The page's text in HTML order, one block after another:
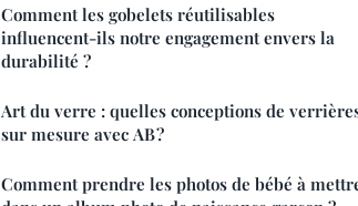
Comment les gobelets réutilisables
influencent-ils notre engagement envers la
durabilité ?
Art du verre : quelles conceptions de
sur mesure avec AB ?
Comment prendre les photos de bébé à